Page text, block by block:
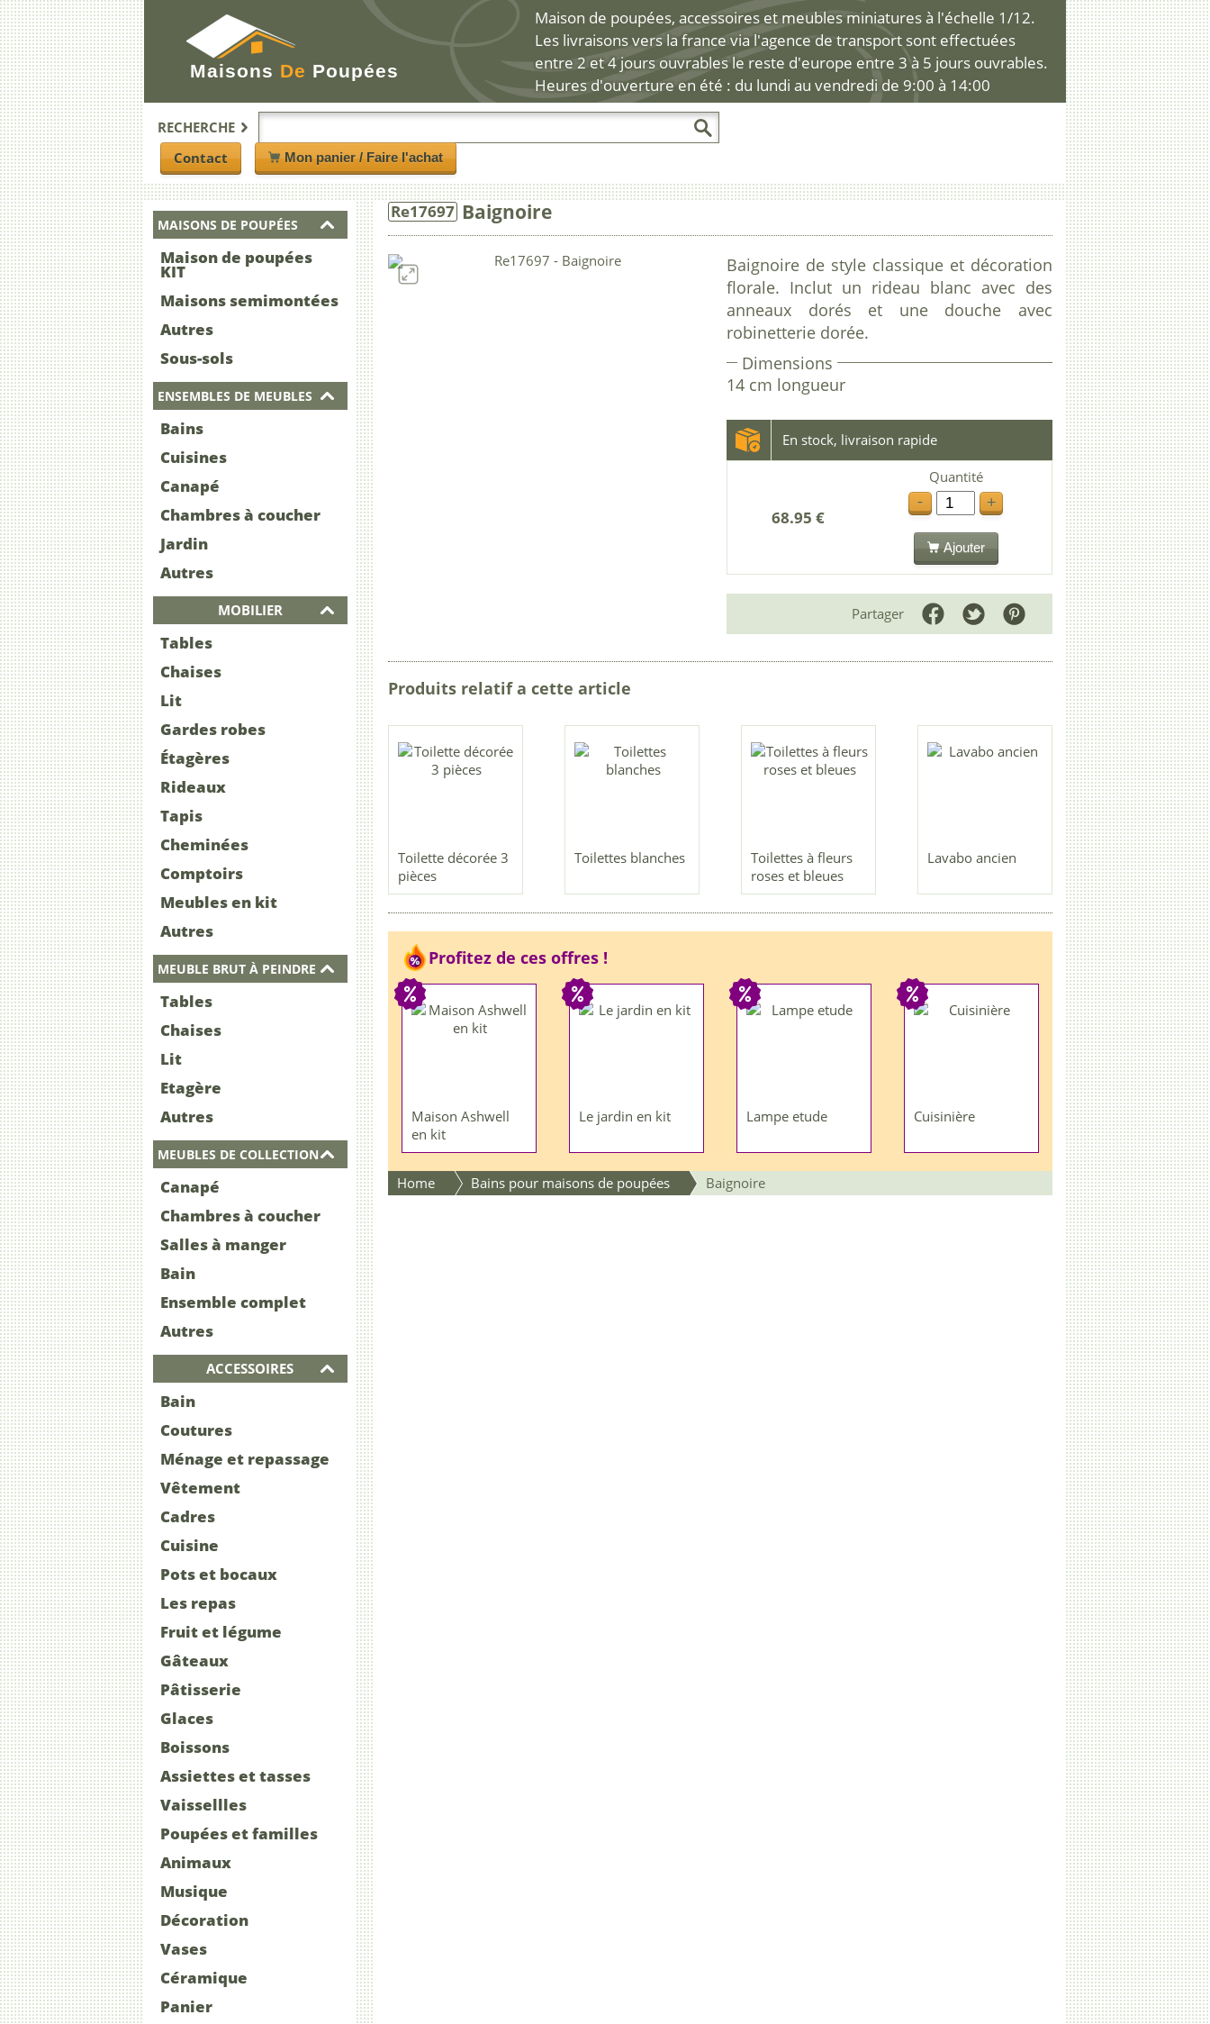
Maisons De Poupées
Maison de poupées, accessoires et meubles miniatures à l'échelle 1/12.
Les livraisons vers la france via l'agence de transport sont effectuées
entre 2 et 4 jours ouvrables le reste d'europe entre 3 à 5 jours ouvrables.
Heures d'ouverture en été : du lundi au vendredi de 9:00 à 14:00
RECHERCHE
Contact
Mon panier / Faire l'achat
MAISONS DE POUPÉES
Maison de poupées
KIT
Maisons semimontées
Autres
Sous-sols
ENSEMBLES DE MEUBLES
Bains
Cuisines
Canapé
Chambres à coucher
Jardin
Autres
MOBILIER
Tables
Chaises
Lit
Gardes robes
Étagères
Rideaux
Tapis
Cheminées
Comptoirs
Meubles en kit
Autres
MEUBLE BRUT À PEINDRE
Tables
Chaises
Lit
Etagère
Autres
MEUBLES DE COLLECTION
Canapé
Chambres à coucher
Salles à manger
Bain
Ensemble complet
Autres
ACCESSOIRES
Bain
Coutures
Ménage et repassage
Vêtement
Cadres
Cuisine
Pots et bocaux
Les repas
Fruit et légume
Gâteaux
Pâtisserie
Glaces
Boissons
Assiettes et tasses
Vaissellles
Poupées et familles
Animaux
Musique
Décoration
Vases
Céramique
Panier
Re17697 Baignoire
Baignoire de style classique et décoration
florale. Inclut un rideau blanc avec des
anneaux dorés et une douche avec
robinetterie dorée.
Dimensions
14 cm longueur
En stock, livraison rapide
68.95 €
Quantité
-
+
Ajouter
Partager
Produits relatif a cette article
Toilette décorée 3
pièces
Toilettes blanches
Toilettes à fleurs
roses et bleues
Lavabo ancien
Profitez de ces offres !
Maison Ashwell
en kit
Le jardin en kit Lampe etude Cuisinière
Home Bains pour maisons de poupées Baignoire